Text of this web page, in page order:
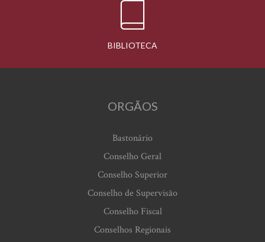
BIBLIOTECA
ORGÃOS
Bastonário
Conselho Geral
Conselho Superior
Conselho de Supervisão
Conselho Fiscal
Conselhos Regionais